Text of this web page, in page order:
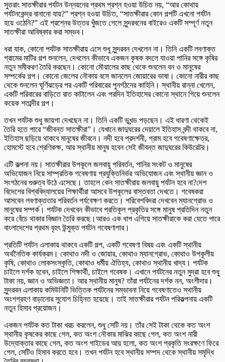
সুতরাং সাতক্ষীরার পর্যটন উন্নয়নের প্রথম প্রশ্ন হওয়া উচিত নয়, “আর কোথায়
পর্যটনকেন্দ্র বানানো যায়?” প্রশ্ন হওয়া উচিত, “সাতক্ষীরার কোন গল্পটি এখনো পর্যটন
হয়ে ওঠেনি?” এই প্রশ্নের উত্তর খুঁজতে গেলে সুন্দরবনের বাইরেও একটি সম্পূর্ণ নতুন
সাতক্ষীরা আবিষ্কার করা সম্ভব।
ধরা যাক, কোনো পর্যটক সাতক্ষীরায় এসে শুধু সুন্দরবন দেখলেন না। তিনি একটি লবণাক্ত
গ্রামের মাটির গল্প শুনলেন, দেখলেন কীভাবে একজন কৃষক বদলে যাওয়া পানির সঙ্গে কৃষির
নতুন সমীকরণ তৈরি করছেন। কোনো মৌয়ালের কাছ থেকে শুনলেন বন ও মানুষের
সম্পর্কের গল্প। কোনো জেলের নৌকায় বসে জানলেন জোয়ারের ভাষা। কোনো নারীর কাছ
থেকে শুনলেন ঘূর্ণিঝড়ের পর একটি পরিবারের পুনর্গঠনের কাহিনি। স্থানীয় রান্না খেলেন,
একটি পরিবারের বাড়িতে রাত কাটালেন এবং পরদিন ইতিহাসের কোনো স্থানে গিয়ে শুনলেন
কয়েক শতাব্দীর গল্প।
তখন পর্যটক শুধু জায়গা দেখছেন না। তিনি একটি ভূখন্ড পড়ছেন। এই ধারণা থেকেই
তৈরি হতে পারে “জীবন্ত সাতক্ষীরা”। যেখানে জাদুঘরের দেয়ালে ইতিহাস বন্দী থাকবে না,
ইতিহাস ছড়িয়ে থাকবে মানুষের জীবনে। নদী হবে প্রদর্শনী, গ্রাম হবে গবেষণাক্ষেত্র,
হোমস্টে হবে শ্রেণিকক্ষ, আর স্থানীয় মানুষ হবেন সেই জীবন্ত জাদুঘরের কিউরেটর।
এটি কল্পনা নয়। সাতক্ষীরার উপকূলে জলবায়ু পরিবর্তন, পানির সংকট ও মানুষের
অভিযোজন নিয়ে সাম্প্রতিক গবেষণায় প্রযুক্তিনির্ভর অভিযোজন এবং স্থানীয় জ্ঞান ও
সংগঠনের গুরুত্ব উঠে এসেছে। তাহলে কেন সাতক্ষীরায় জলবায়ু পর্যটন হবে না?দেশ
বিদেশের বিশ্ববিদ্যালয়ের শিক্ষার্থীরা আসবে উপকূলের বাস্তবতা দেখতে। গবেষকরা
আসবেন লবণাক্ততার পরিবর্তন পর্যবেক্ষণ করতে। পরিবেশবিদরা দেখবেন ম্যানগ্রোভ ও
মানুষের সম্পর্ক। পর্যটক দেখবেন কীভাবে প্রতিকূল প্রকৃতির সঙ্গে মানুষ প্রতিদিন নতুন
করে বেঁচে থাকার বিজ্ঞান তৈরি করছে।আরও এক ধাপ এগিয়ে সাতক্ষীরাকে করা যেতে পারে
বাংলাদেশের প্রথম বৃহৎ উন্মুক্ত পর্যটন গবেষণাগার।
প্রতিটি পর্যটন এলাকায় থাকবে একটি গল্প, একটি গবেষণা বিষয় এবং একটি স্থানীয়
অর্থনৈতিক কার্যক্রম। কোথাও নদী ও জোয়ার, কোথাও ম্যানগ্রোভ, কোথাও উপকূলীয়
কৃষি, কোথাও লোকসংস্কৃতি, কোথাও ধর্মীয় ঐতিহ্য, কোথাও স্থানীয় খাদ্য। পর্যটক
চাইলে দর্শক হবেন, চাইলে শিক্ষার্থী, চাইলে গবেষক। এখানে পর্যটনের নতুন মুদ্রা হবে শুধু
টাকা নয়, জ্ঞান ও অভিজ্ঞতা। আর স্থানীয় মানুষ? তাঁরা পর্যটনের দর্শক নন, অংশীদার।
সুন্দরবন এলাকায় কমিউনিটি ভিত্তিক পর্যটনের সম্ভাবনা নিয়ে গবেষণাতেও স্থানীয়
অংশগ্রহণ বাড়ানোর সুযোগ চিহ্নিত হয়েছে। তাই সাতক্ষীরার পর্যটন পরিকল্পনায় একটি
নতুন হিসাব প্রয়োজন।
একজন পর্যটক কত টাকা খরচ করলেন, শুধু সেটি নয়। তাঁর সেই টাকা থেকে কত অংশ
স্থানীয় কৃষকের কাছে গেল, কত অংশ নৌকার মাঝির কাছে গেল, কত অংশ নারী
উদ্যোক্তার কাছে গেল, কত অংশ গাইডের আয় হলো, কত অংশ প্রকৃতি সংরক্ষণে ফিরে
গেল, সেটিও হিসাব করতে হবে। তখন পর্যটন হবে স্থানীয় সম্পদ থেকে স্থানীয় সমৃদ্ধি